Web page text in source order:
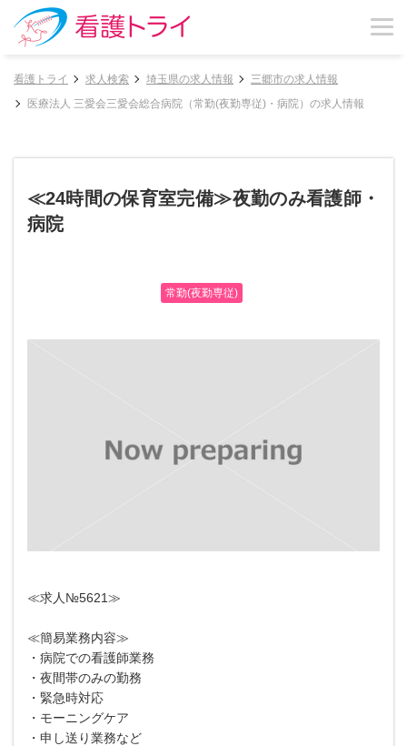
看護トライ 求人検索 埼玉県の求人情報
三郷市の求人情報
医療法人 三愛会三愛会総合病院（常勤(夜勤専従)・病院）の求人情報
≪24時間の保育室完備≫夜勤のみ看護師・
病院
常勤(夜勤専従)
≪求人№5621≫
≪簡易業務内容≫
・病院での看護師業務
・夜間帯のみの勤務
・緊急時対応
・モーニングケア
・申し送り業務など